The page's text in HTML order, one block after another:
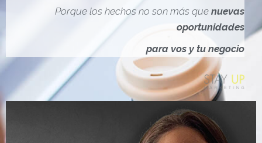
I
Ó
N
Porque los hechos no son más que nuevas
oportunidades
para vos y tu negocio